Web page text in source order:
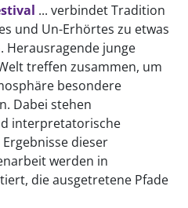
... verbindet Tradition
und Un-Erhörtes zu etwas
Herausragende junge
treffen zusammen, um
besondere
Dabei stehen
interpretatorische
dieser
werden in
die ausgetretene Pfade